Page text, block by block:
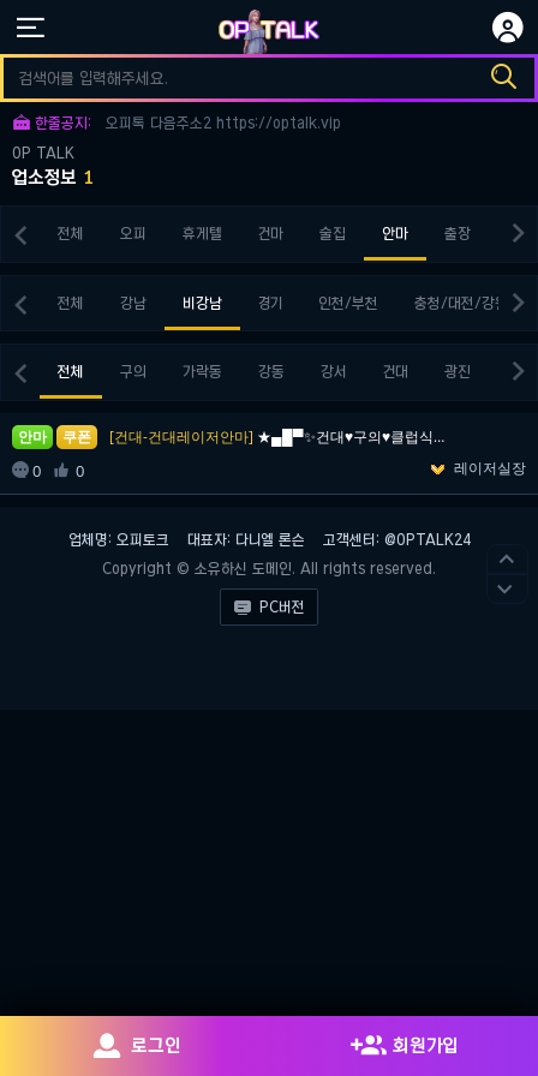
 

 한줄공지:
오피토크 다음주소3 https://optalk.vip
오피토크 다음주소1 https://optalk.vip
오피톡 다음주소2 https://optalk.vip
OP TALK
업소정보 1
 전체 오피 휴게텔 건마 술집 안마 출장 키스

 전체 강남 비강남 경기 인천/부천 충청/대전/강원 
 전체 구의 가락동 강동 강서 건대 광진 구로

안마 쿠폰 [건대-건대레이저안마] ★▄█▀✨건대♥구의♥클럽식안마상륙❤️전원 20대 극강서…
 0  0 레이저실장
업체명: 오피토크 대표자: 다니엘 론슨
고객센터: @OPTALK24
Copyright © 소유하신 도메인. All rights reserved.
 PC버전
 로그인  회원가입

